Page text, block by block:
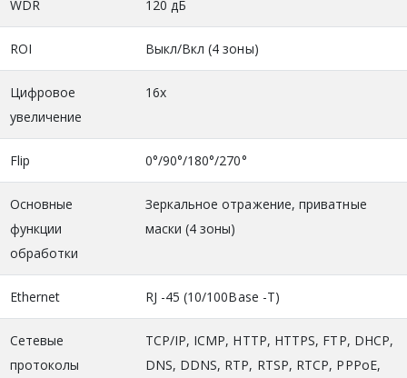
WDR 120 дБ
ROI Выкл/Вкл (4 зоны)
Цифровое
увеличение
16x
Flip 0°/90°/180°/270°
Основные
функции
обработки
Зеркальное отражение, приватные
маски (4 зоны)
Ethernet RJ -45 (10/100Base -T)
Сетевые
протоколы
TCP/IP, ICMP, HTTP, HTTPS, FTP, DHCP,
DNS, DDNS, RTP, RTSP, RTCP, PPPoE,